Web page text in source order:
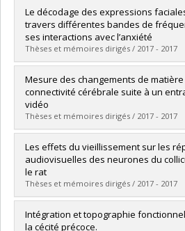
Graduate :Hebert-Seropian,
Cycle :Master's
Grade :M. Sc.
Lien vers le document dans Papyrus
Le décodage des expressions
travers différentes bandes de
ses interactions avec l’anxiété
Thèses et mémoires dirigés / 2017 - 2017
Graduate : Harel, Yann
Cycle :Master's
Grade :
Lien vers le document dans Papyrus
Mesure des changements de
connectivité cérébrale suite à un
vidéo
Thèses et mémoires dirigés / 2017 - 2017
Graduate :Diarra, Moussa
Cycle :Doctoral
Grade :
Lien vers le document dans Papyrus
Les effets du vieillissement sur les
audiovisuelles des neurones du
le rat
Thèses et mémoires dirigés / 2017 - 2017
Graduate :Costa, Margarida
Cycle :Doctoral
Intégration et topographie
la cécité précoce.